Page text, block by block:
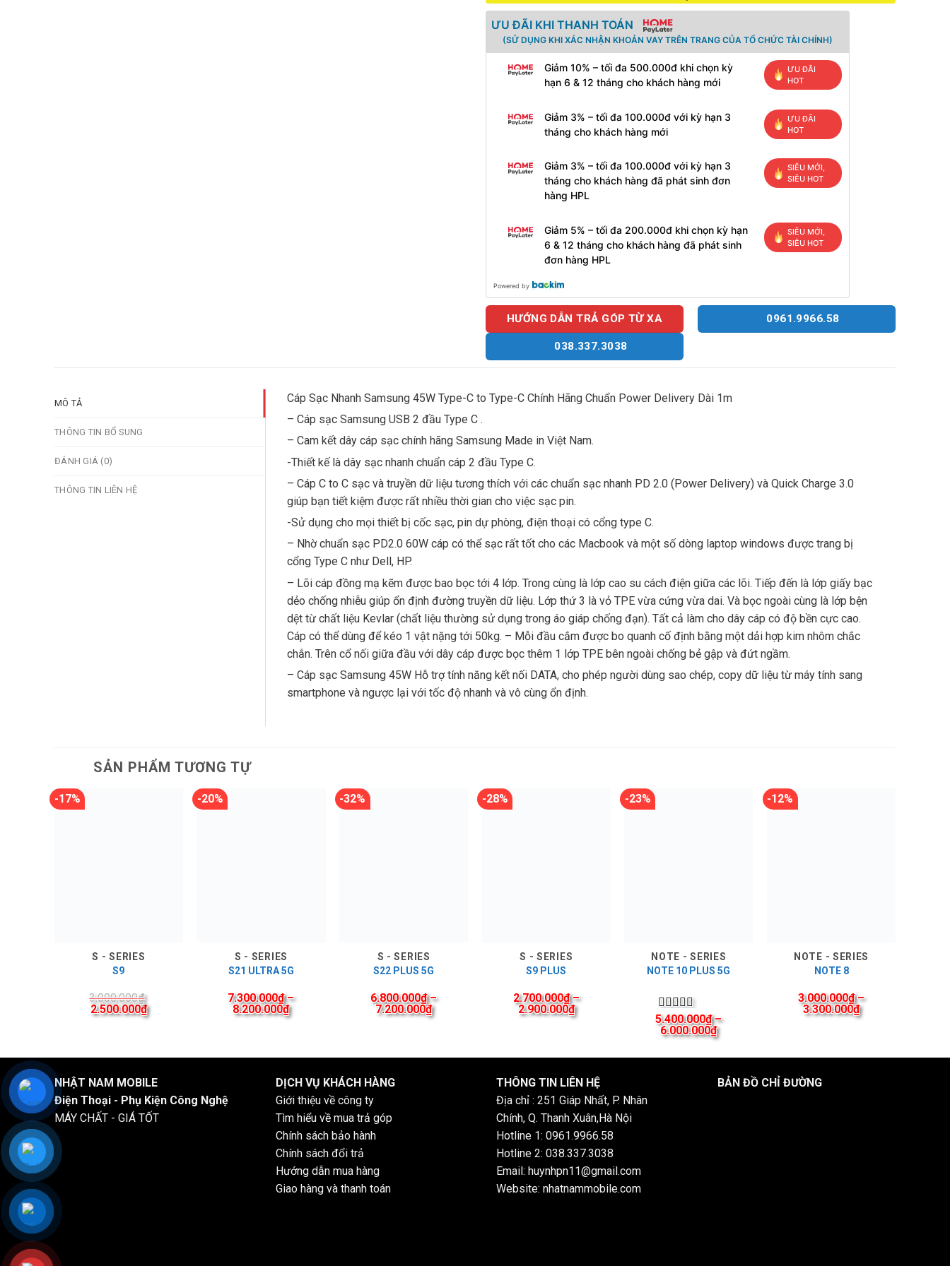
ƯU ĐÃI KHI THANH TOÁN
(SỬ DỤNG KHI XÁC NHẬN KHOẢN VAY TRÊN TRANG CỦA TỔ CHỨC TÀI CHÍNH)
Giảm 10% – tối đa 500.000đ khi chọn kỳ
hạn 6 & 12 tháng cho khách hàng mới
ƯU ĐÃI
HOT
Giảm 3% – tối đa 100.000đ với kỳ hạn 3
tháng cho khách hàng mới
ƯU ĐÃI
HOT
Giảm 3% – tối đa 100.000đ với kỳ hạn 3
tháng cho khách hàng đã phát sinh đơn
hàng HPL
SIÊU MỚI,
SIÊU HOT
Giảm 5% – tối đa 200.000đ khi chọn kỳ hạn
6 & 12 tháng cho khách hàng đã phát sinh
đơn hàng HPL
SIÊU MỚI,
SIÊU HOT
Powered by
HƯỚNG DẪN TRẢ GÓP TỪ XA 0961.9966.58
038.337.3038
MÔ TẢ
THÔNG TIN BỔ SUNG
ĐÁNH GIÁ (0)
THÔNG TIN LIÊN HỆ
Cáp Sạc Nhanh Samsung 45W Type-C to Type-C Chính Hãng Chuẩn Power Delivery Dài 1m
– Cáp sạc Samsung USB 2 đầu Type C .
– Cam kết dây cáp sạc chính hãng Samsung Made in Việt Nam.
-Thiết kế là dây sạc nhanh chuẩn cáp 2 đầu Type C.
– Cáp C to C sạc và truyền dữ liệu tương thích với các chuẩn sạc nhanh PD 2.0 (Power Delivery) và Quick Charge 3.0
giúp bạn tiết kiệm được rất nhiều thời gian cho việc sạc pin.
-Sử dụng cho mọi thiết bị cốc sạc, pin dự phòng, điện thoại có cổng type C.
– Nhờ chuẩn sạc PD2.0 60W cáp có thể sạc rất tốt cho các Macbook và một số dòng laptop windows được trang bị
cổng Type C như Dell, HP.
– Lõi cáp đồng mạ kẽm được bao bọc tới 4 lớp. Trong cùng là lớp cao su cách điện giữa các lõi. Tiếp đến là lớp giấy bạc
dẻo chống nhiễu giúp ổn định đường truyền dữ liệu. Lớp thứ 3 là vỏ TPE vừa cứng vừa dai. Và bọc ngoài cùng là lớp bện
dệt từ chất liệu Kevlar (chất liệu thường sử dụng trong áo giáp chống đạn). Tất cả làm cho dây cáp có độ bền cực cao.
Cáp có thể dùng để kéo 1 vật nặng tới 50kg. – Mỗi đầu cắm được bo quanh cố định bằng một dải hợp kim nhôm chắc
chắn. Trên cổ nối giữa đầu với dây cáp được bọc thêm 1 lớp TPE bên ngoài chống bẻ gập và đứt ngầm.
– Cáp sạc Samsung 45W Hỗ trợ tính năng kết nối DATA, cho phép người dùng sao chép, copy dữ liệu từ máy tính sang
smartphone và ngược lại với tốc độ nhanh và vô cùng ổn định.
SẢN PHẨM TƯƠNG TỰ
-17%
S - SERIES
S9
3.000.000₫
2.500.000₫
-20%
S - SERIES
S21 ULTRA 5G
7.300.000₫–
8.200.000₫
-32%
S - SERIES
S22 PLUS 5G
6.800.000₫–
7.200.000₫
-28%
S - SERIES
S9 PLUS
2.700.000₫–
2.900.000₫
-23%
NOTE - SERIES
NOTE 10 PLUS 5G
Được xếp
hạng5.005
sao
5.400.000₫–
6.000.000₫
-12%
NOTE - SERIES
NOTE 8
3.000.000₫–
3.300.000₫
NHẬT NAM MOBILE
Điện Thoại - Phụ Kiện Công Nghệ
MÁY CHẤT - GIÁ TỐT
DỊCH VỤ KHÁCH HÀNG
Giới thiệu về công ty
Tìm hiểu về mua trả góp
Chính sách bảo hành
Chính sách đổi trả
Hướng dẫn mua hàng
Giao hàng và thanh toán
THÔNG TIN LIÊN HỆ
Địa chỉ : 251 Giáp Nhất, P. Nhân
Chính, Q. Thanh Xuân,Hà Nội
Hotline 1: 0961.9966.58
Hotline 2: 038.337.3038
Email: huynhpn11@gmail.com
Website: nhatnammobile.com
BẢN ĐỒ CHỈ ĐƯỜNG